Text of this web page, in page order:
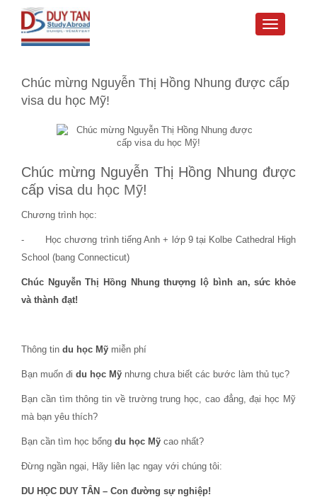
Toggle
Chúc mừng Nguyễn Thị Hồng Nhung được cấp
visa du học Mỹ!
Chúc mừng Nguyễn Thị Hồng Nhung được
cấp visa du học Mỹ!
Chương trình học:
- Học chương trình tiếng Anh + lớp 9 tại Kolbe Cathedral High
School (bang Connecticut)
Chúc Nguyễn Thị Hồng Nhung thượng lộ bình an, sức khỏe
và thành đạt!
Thông tin du học Mỹ miễn phí
Bạn muốn đi du học Mỹ nhưng chưa biết các bước làm thủ tục?
Bạn cần tìm thông tin về trường trung học, cao đẳng, đại học Mỹ
mà bạn yêu thích?
Bạn cần tìm học bổng du học Mỹ cao nhất?
Đừng ngần ngại, Hãy liên lạc ngay với chúng tôi:
DU HỌC DUY TÂN – Con đường sự nghiệp!